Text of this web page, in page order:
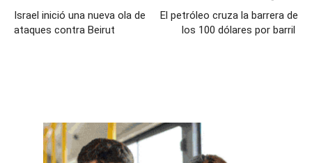
Israel inició una nueva ola de
ataques contra Beirut
El petróleo cruza la barrera de
los 100 dólares por barril